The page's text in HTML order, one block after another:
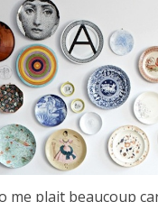
me plait beaucoup